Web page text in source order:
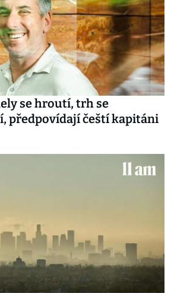
se hroutí, trh se
předpovídají čeští kapitáni